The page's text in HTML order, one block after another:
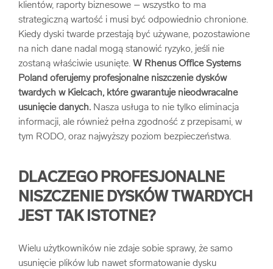
Przechowywanie dokumentacji arrow_forward
Usługi digitalizacjyjne
Osuszanie dokumentów arrow_forward
Pozostałe usługi arrow_forward
klientów, raporty biznesowe – wszystko to ma
strategiczną wartość i musi być odpowiednio chronione.
Kiedy dyski twarde przestają być używane, pozostawione
na nich dane nadal mogą stanowić ryzyko, jeśli nie
zostaną właściwie usunięte. W Rhenus Office Systems
Poland oferujemy profesjonalne niszczenie dysków
twardych w Kielcach, które gwarantuje nieodwracalne
usunięcie danych. Nasza usługa to nie tylko eliminacja
informacji, ale również pełna zgodność z przepisami, w
tym RODO, oraz najwyższy poziom bezpieczeństwa.
DLACZEGO PROFESJONALNE
NISZCZENIE DYSKÓW TWARDYCH
JEST TAK ISTOTNE?
Wielu użytkowników nie zdaje sobie sprawy, że samo
usunięcie plików lub nawet sformatowanie dysku